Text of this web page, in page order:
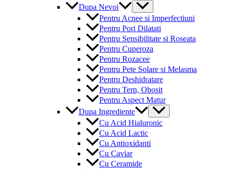
Dupa Nevoi
Menu
Toggle
Pentru Acnee si Imperfectiuni
Pentru Pori Dilatati
Pentru Sensibilitate si Roseata
Pentru Cuperoza
Pentru Rozacee
Pentru Pete Solare si Melasma
Pentru Deshidratare
Pentru Tern, Obosit
Pentru Aspect Matur
Dupa Ingrediente
Menu
Toggle
Cu Acid Hialuronic
Cu Acid Lactic
Cu Antioxidanti
Cu Caviar
Cu Ceramide